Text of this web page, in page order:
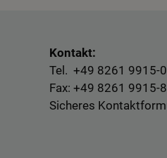
Kontakt:
Tel. +49 8261 9915-0
Fax: +49 8261 9915-
Sicheres